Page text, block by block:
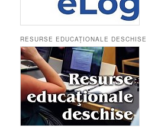
RESURSE EDUCAȚIONALE DESCHISE